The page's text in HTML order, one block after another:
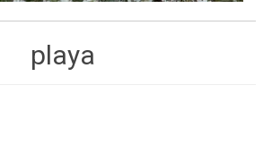
playa